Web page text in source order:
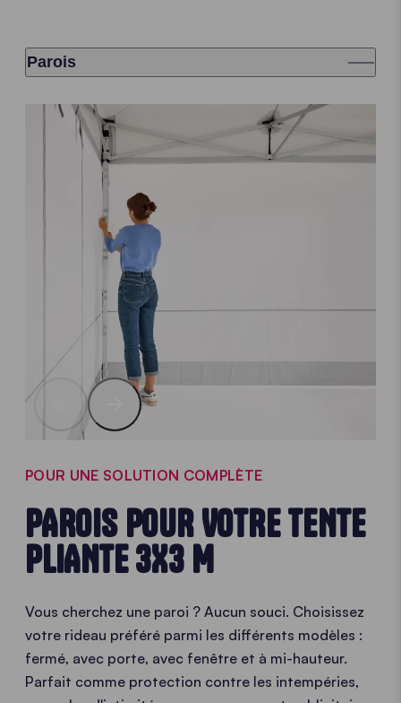
Parois
POUR UNE SOLUTION COMPLÈTE
PAROIS POUR VOTRE TENTE
PLIANTE 3X3 M
Vous cherchez une paroi ? Aucun souci. Choisissez
votre rideau préféré parmi les différents modèles :
fermé, avec porte, avec fenêtre et à mi-hauteur.
Parfait comme protection contre les intempéries,